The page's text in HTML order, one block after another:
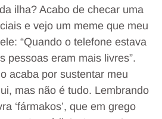
ilha? Acabo de checar uma
e vejo um meme que meu
“Quando o telefone estava
pessoas eram mais livres”.
acaba por sustentar meu
mas não é tudo. Lembrando
‘fármakos’, que em grego